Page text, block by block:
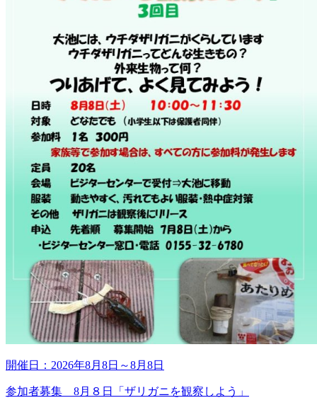
開催日： 2026年8月8日 ～8月8日
参加者募集 8月８日「ザリガニを観察しよう」